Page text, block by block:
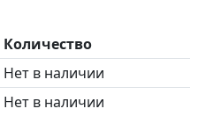
Количество
Нет в наличии
Нет в наличии